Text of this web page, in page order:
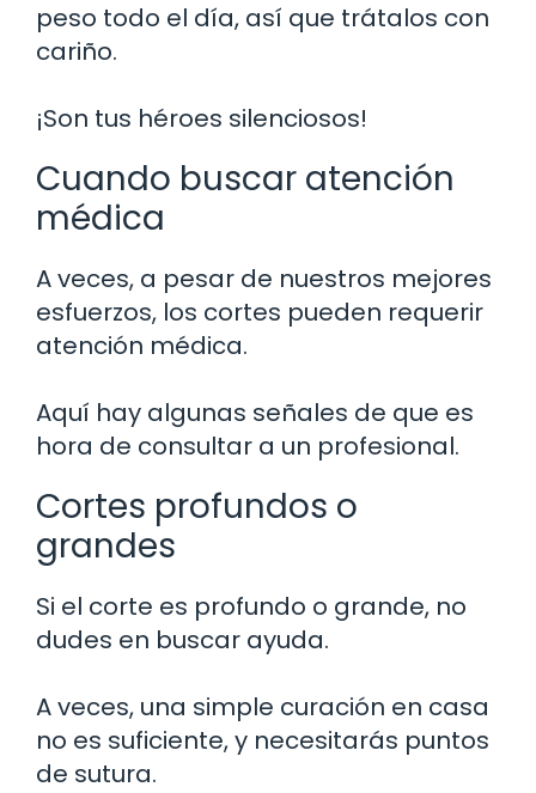
peso todo el día, así que trátalos con
cariño.
¡Son tus héroes silenciosos!
Cuando buscar atención
médica
A veces, a pesar de nuestros mejores
esfuerzos, los cortes pueden requerir
atención médica.
Aquí hay algunas señales de que es
hora de consultar a un profesional.
Cortes profundos o
grandes
Si el corte es profundo o grande, no
dudes en buscar ayuda.
A veces, una simple curación en casa
no es suficiente, y necesitarás puntos
de sutura.